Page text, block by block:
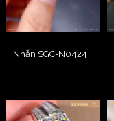
Nhẫn SGC-N0424